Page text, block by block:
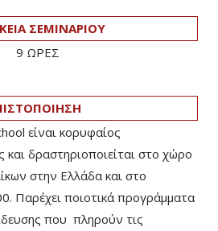
ΣΕΜΙΝΑΡΙΟΥ
9 ΩΡΕΣ
είναι κορυφαίος
και δραστηριοποιείται στο χώρο
στην Ελλάδα και στο
Παρέχει ποιοτικά προγράμματα
που πληρούν τις